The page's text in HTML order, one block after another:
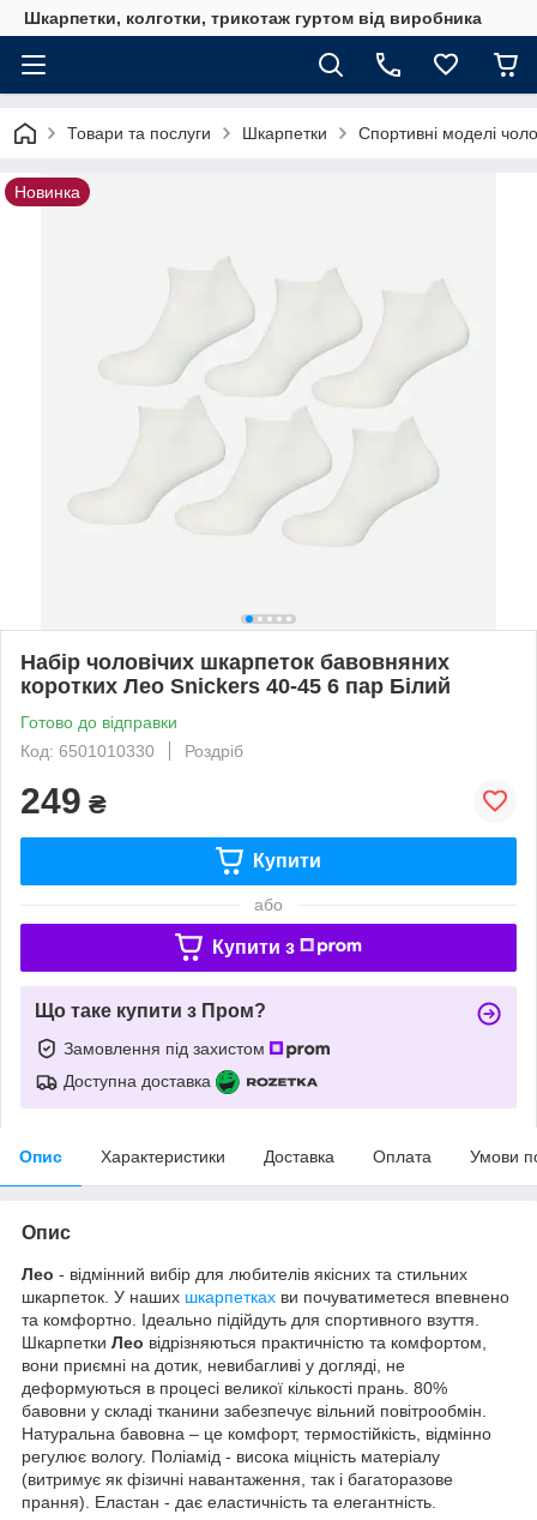
Шкарпетки, колготки, трикотаж гуртом від виробника
Товари та послуги Шкарпетки Спортивні моделі
Новинка
Набір чоловічих шкарпеток бавовняних
коротких Лео Snickers 40-45 6 пар Білий
Готово до відправки
Код: 6501010330
Роздріб
249 ₴
Купити
або
Купити з
Що таке купити з Пром?
Замовлення під захистом
Доступна доставка
Опис Характеристики Доставка Оплата Умови
Опис
Лео - відмінний вибір для любителів якісних та стильних
шкарпеток. У наших шкарпетках ви почуватиметеся впевнено
та комфортно. Ідеально підійдуть для спортивного взуття.
Шкарпетки Лео відрізняються практичністю та комфортом,
вони приємні на дотик, невибагливі у догляді, не
деформуються в процесі великої кількості прань. 80%
бавовни у складі тканини забезпечує вільний повітрообмін.
Натуральна бавовна – це комфорт, термостійкість, відмінно
регулює вологу. Поліамід - висока міцність матеріалу
(витримує як фізичні навантаження, так і багаторазове
прання). Еластан - дає еластичність та елегантність.